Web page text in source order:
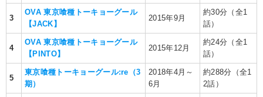
3
OVA 東京喰種トーキョーグール
【JACK】
2015年9月
約30分（全1
話）
4
OVA 東京喰種トーキョーグール
【PINTO】
2015年12月
約24分（全1
話）
5
東京喰種トーキョーグール:re（3
期）
2018年4月～
6月
約288分（全1
2話）